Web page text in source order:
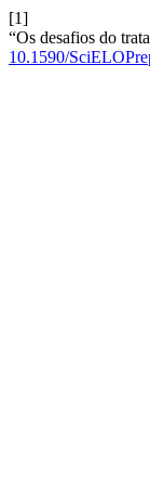
[1]
“Os desafios do
10.1590/